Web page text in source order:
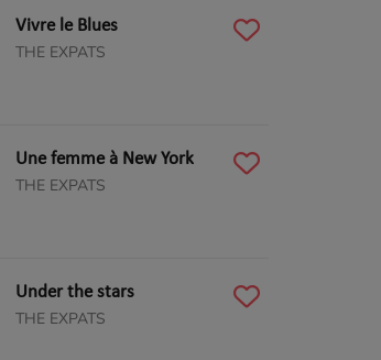
Vivre le Blues
THE EXPATS
Une femme à New York
THE EXPATS
Under the stars
THE EXPATS